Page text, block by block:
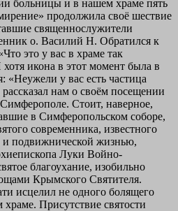
больницы и в нашем храме пять
продолжила своё шествие
священнослужители
о. Василий Н. Обратился к
это у вас в храме так
икона в этот момент была в
«Неужели у вас есть частица
нам о своём посещении
Стоит, наверное,
в Симферопольском соборе,
современника, известного
подвижнической жизнью,
Луки Войно-
благоухание, изобильно
Крымского Святителя.
исцелил не одного болящего
Присутствие святости